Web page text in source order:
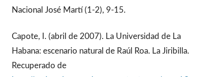
Nacional José Martí (1-2), 9-15.
Capote, I. (abril de 2007). La Universidad de La
Habana: escenario natural de Raúl Roa. La Jiribilla.
Recuperado de